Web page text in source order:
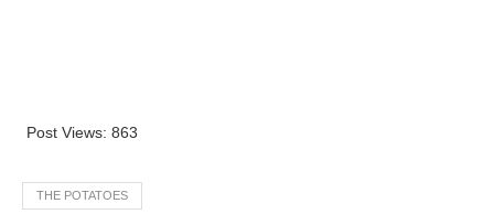
Post Views: 863
THE POTATOES